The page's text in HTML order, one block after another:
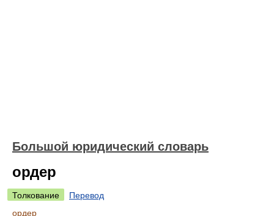
Большой юридический словарь
ордер
Толкование
Перевод
ордер